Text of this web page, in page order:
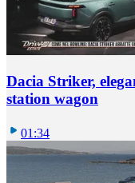
Dacia Striker,
station wagon
01:34